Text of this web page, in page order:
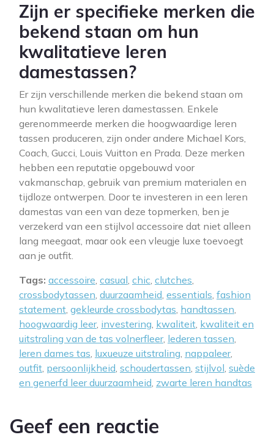
Zijn er specifieke merken die
bekend staan om hun
kwalitatieve leren
damestassen?
Er zijn verschillende merken die bekend staan om
hun kwalitatieve leren damestassen. Enkele
gerenommeerde merken die hoogwaardige leren
tassen produceren, zijn onder andere Michael Kors,
Coach, Gucci, Louis Vuitton en Prada. Deze merken
hebben een reputatie opgebouwd voor
vakmanschap, gebruik van premium materialen en
tijdloze ontwerpen. Door te investeren in een leren
damestas van een van deze topmerken, ben je
verzekerd van een stijlvol accessoire dat niet alleen
lang meegaat, maar ook een vleugje luxe toevoegt
aan je outfit.
Tags: accessoire, casual, chic, clutches,
crossbodytassen, duurzaamheid, essentials, fashion
statement, gekleurde crossbodytas, handtassen,
hoogwaardig leer, investering, kwaliteit, kwaliteit en
uitstraling van de tas volnerfleer, lederen tassen,
leren dames tas, luxueuze uitstraling, nappaleer,
outfit, persoonlijkheid, schoudertassen, stijlvol, suède
en generfd leer duurzaamheid, zwarte leren handtas
Geef een reactie